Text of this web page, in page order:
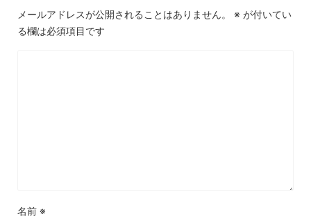
メールアドレスが公開されることはありません。 ※ が付いてい
る欄は必須項目です
名前 ※